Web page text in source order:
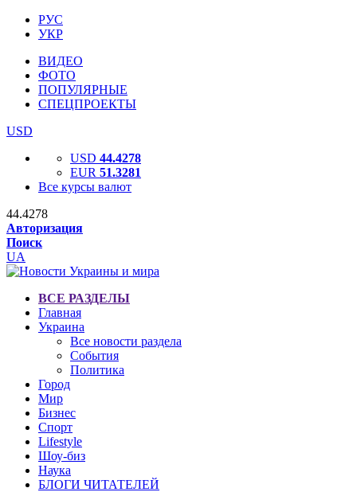
РУС
УКР
ВИДЕО
ФОТО
ПОПУЛЯРНЫЕ
СПЕЦПРОЕКТЫ
USD
USD 44.4278
EUR 51.3281
Все курсы валют
44.4278
Авторизация
Поиск
UA
ВСЕ РАЗДЕЛЫ
Главная
Украина
Все новости раздела
События
Политика
Город
Мир
Бизнес
Спорт
Lifestyle
Шоу-биз
Наука
БЛОГИ ЧИТАТЕЛЕЙ